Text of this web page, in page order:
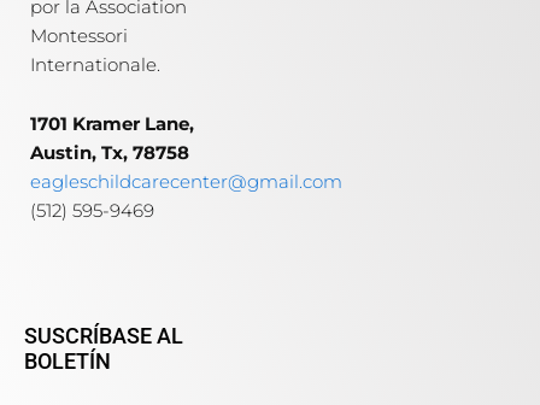
por la Association
Montessori
Internationale.
1701 Kramer Lane,
Austin, Tx, 78758
eagleschildcarecenter@gmail.com
(512) 595-9469
SUSCRÍBASE AL
BOLETÍN